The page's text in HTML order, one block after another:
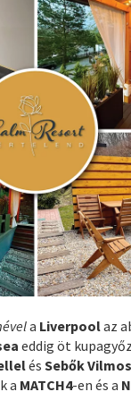
a Liverpoolaz
eddig öt
ésSebők
a MATCH4-en és a